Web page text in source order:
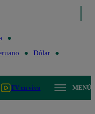
Dólar
TV en vivo MENÚ